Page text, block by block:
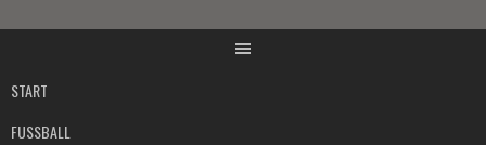
START
FUSSBALL